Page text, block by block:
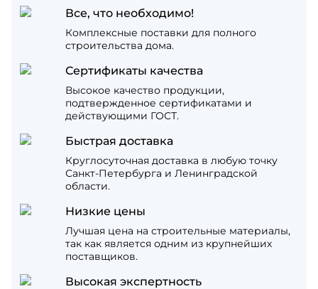
Все, что необходимо!
Комплексные поставки для полного
строительства дома.
Сертификаты качества
Высокое качество продукции,
подтвержденное сертификатами и
действующими ГОСТ.
Быстрая доставка
Круглосуточная доставка в любую точку
Санкт-Петербурга и Ленинградской
области.
Низкие цены
Лучшая цена на строительные материалы,
так как является одним из крупнейших
поставщиков.
Высокая экспертность